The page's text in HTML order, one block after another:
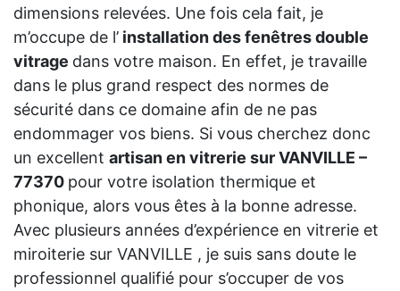
dimensions relevées. Une fois cela fait, je
m’occupe de l’ installation des fenêtres double
vitrage dans votre maison. En effet, je travaille
dans le plus grand respect des normes de
sécurité dans ce domaine afin de ne pas
endommager vos biens. Si vous cherchez donc
un excellent artisan en vitrerie sur VANVILLE –
77370 pour votre isolation thermique et
phonique, alors vous êtes à la bonne adresse.
Avec plusieurs années d’expérience en vitrerie et
miroiterie sur VANVILLE , je suis sans doute le
professionnel qualifié pour s’occuper de vos